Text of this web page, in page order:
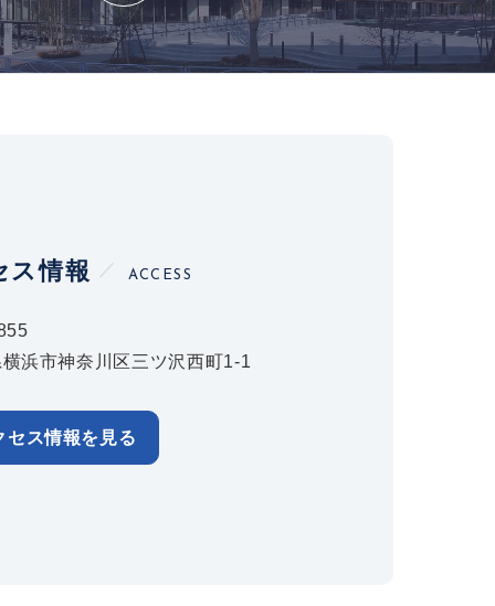
ス情報 ACCESS
浜市神奈川区三ツ沢西町1-1
セス情報を見る